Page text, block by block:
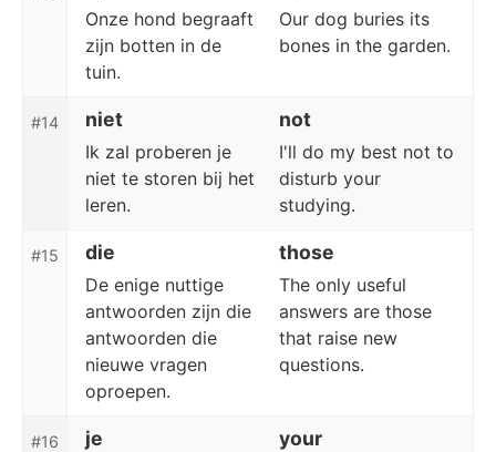
Onze hond begraaft
zijn botten in de
tuin.
Our dog buries its
bones in the garden.
#14 niet not
Ik zal proberen je
niet te storen bij het
leren.
I'll do my best not to
disturb your
studying.
#15 die those
De enige nuttige
antwoorden zijn die
antwoorden die
nieuwe vragen
oproepen.
The only useful
answers are those
that raise new
questions.
#16 je your